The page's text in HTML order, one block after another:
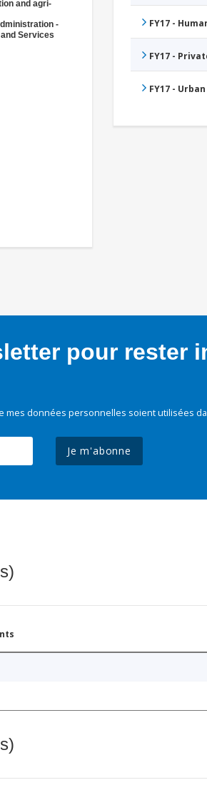
and agri-
-
Services
FY17 -
FY17 -
FY17 -
pour rester
mes données personnelles soient utilisées
Je m'abonne